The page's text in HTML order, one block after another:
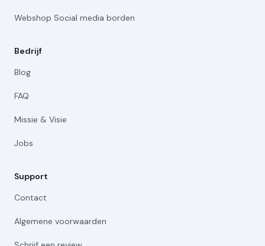
Webshop Social media borden
Bedrijf
Blog
FAQ
Missie & Visie
Jobs
Support
Contact
Algemene voorwaarden